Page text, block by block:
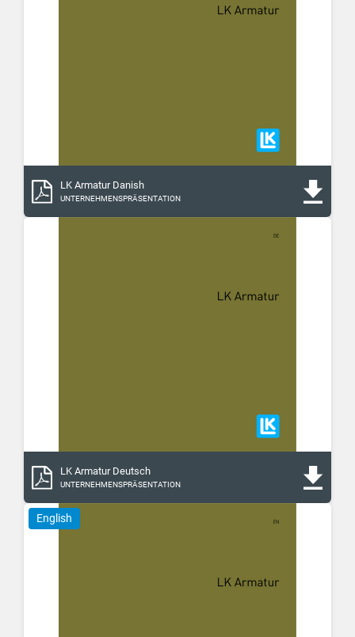
LK Armatur Danish
UNTERNEHMENSPRÄSENTATION
LK Armatur Deutsch
UNTERNEHMENSPRÄSENTATION
English